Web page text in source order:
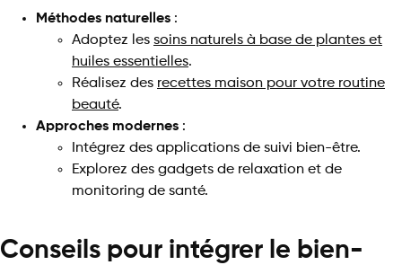
Méthodes naturelles :
Adoptez les soins naturels à base de plantes et
huiles essentielles.
Réalisez des recettes maison pour votre routine
beauté.
Approches modernes :
Intégrez des applications de suivi bien-être.
Explorez des gadgets de relaxation et de
monitoring de santé.
Conseils pour intégrer le bien-